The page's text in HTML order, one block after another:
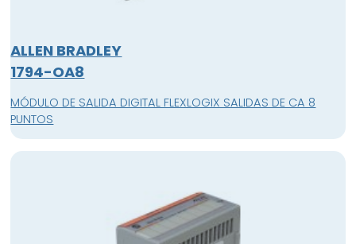
ALLEN BRADLEY
1794-OA8
MÓDULO DE SALIDA DIGITAL FLEXLOGIX SALIDAS DE CA 8
PUNTOS